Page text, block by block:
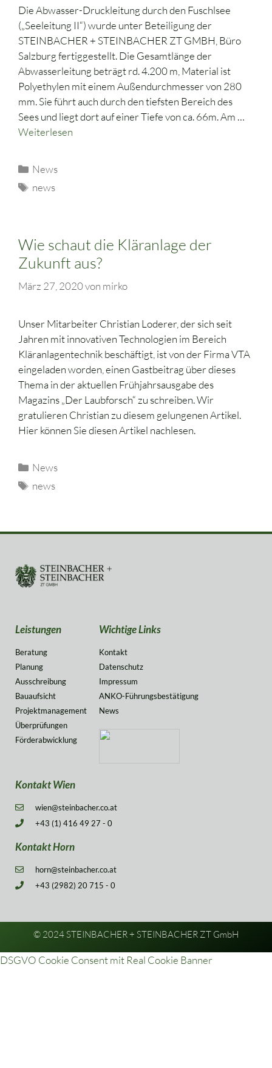
Die Abwasser-Druckleitung durch den Fuschlsee
(„Seeleitung II“) wurde unter Beteiligung der
STEINBACHER + STEINBACHER ZT GMBH, Büro
Salzburg fertiggestellt. Die Gesamtlänge der
Abwasserleitung beträgt rd. 4.200 m, Material ist
Polyethylen mit einem Außendurchmesser von 280
mm. Sie führt auch durch den tiefsten Bereich des
Sees und liegt dort auf einer Tiefe von ca. 66m. Am …
Weiterlesen
News
news
Wie schaut die Kläranlage der
Zukunft aus?
März 27, 2020von mirko
Unser Mitarbeiter Christian Loderer, der sich seit
Jahren mit innovativen Technologien im Bereich
Kläranlagentechnik beschäftigt, ist von der Firma VTA
eingeladen worden, einen Gastbeitrag über dieses
Thema in der aktuellen Frühjahrsausgabe des
Magazins „Der Laubforsch“ zu schreiben. Wir
gratulieren Christian zu diesem gelungenen Artikel.
Hier können Sie diesen Artikel nachlesen.
News
news
Leistungen
Beratung
Planung
Ausschreibung
Bauaufsicht
Projektmanagement
Überprüfungen
Förderabwicklung
Wichtige Links
Kontakt
Datenschutz
Impressum
ANKO-Führungsbestätigung
News
Kontakt Wien
wien@steinbacher.co.at
+43 (1) 416 49 27 - 0
Kontakt Horn
horn@steinbacher.co.at
+43 (2982) 20 715 - 0
© 2024 STEINBACHER + STEINBACHER ZT GmbH
DSGVO Cookie Consent mit Real Cookie Banner